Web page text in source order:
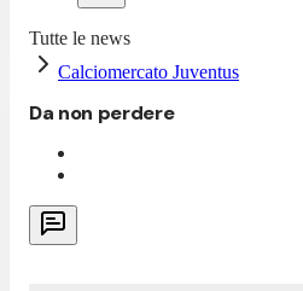
Tutte le news
Calciomercato Juventus
Da non perdere